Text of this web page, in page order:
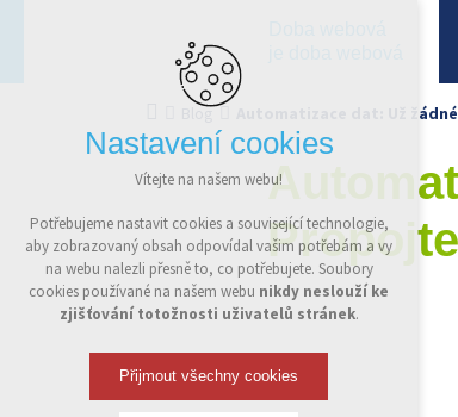
Blog Automatizace dat: Už
Nastavení cookies
Vítejte na našem webu!
Potřebujeme nastavit cookies a související technologie,
aby zobrazovaný obsah odpovídal vašim potřebám a vy
na webu nalezli přesně to, co potřebujete. Soubory
cookies používané na našem webu nikdy neslouží ke
zjišťování totožnosti uživatelů stránek.
Přijmout všechny cookies